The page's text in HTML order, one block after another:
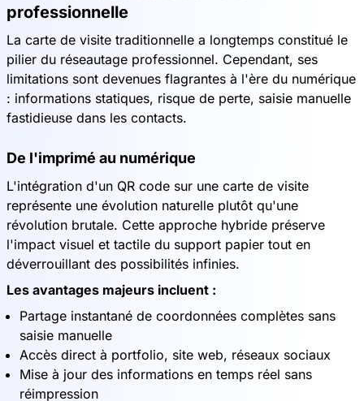
professionnelle
La carte de visite traditionnelle a longtemps constitué le
pilier du réseautage professionnel. Cependant, ses
limitations sont devenues flagrantes à l'ère du numérique
: informations statiques, risque de perte, saisie manuelle
fastidieuse dans les contacts.
De l'imprimé au numérique
L'intégration d'un QR code sur une carte de visite
représente une évolution naturelle plutôt qu'une
révolution brutale. Cette approche hybride préserve
l'impact visuel et tactile du support papier tout en
déverrouillant des possibilités infinies.
Les avantages majeurs incluent :
Partage instantané de coordonnées complètes sans
saisie manuelle
Accès direct à portfolio, site web, réseaux sociaux
Mise à jour des informations en temps réel sans
réimpression